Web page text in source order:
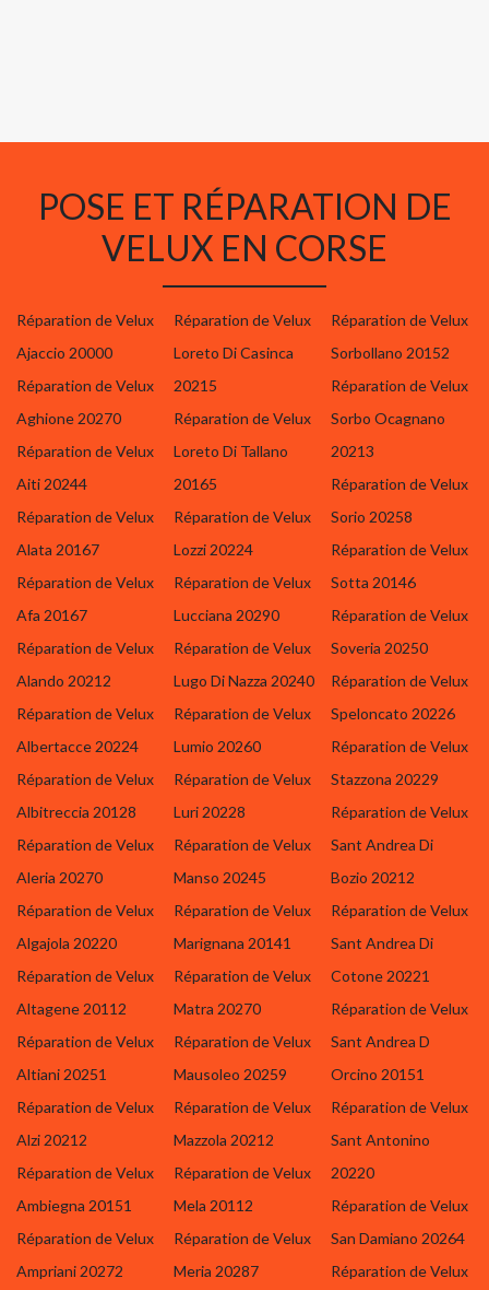
POSE ET RÉPARATION DE
VELUX EN CORSE
Réparation de Velux
Ajaccio 20000
Réparation de Velux
Aghione 20270
Réparation de Velux
Aiti 20244
Réparation de Velux
Alata 20167
Réparation de Velux
Afa 20167
Réparation de Velux
Alando 20212
Réparation de Velux
Albertacce 20224
Réparation de Velux
Albitreccia 20128
Réparation de Velux
Aleria 20270
Réparation de Velux
Algajola 20220
Réparation de Velux
Altagene 20112
Réparation de Velux
Altiani 20251
Réparation de Velux
Alzi 20212
Réparation de Velux
Ambiegna 20151
Réparation de Velux
Ampriani 20272
Réparation de Velux
Loreto Di Casinca
20215
Réparation de Velux
Loreto Di Tallano
20165
Réparation de Velux
Lozzi 20224
Réparation de Velux
Lucciana 20290
Réparation de Velux
Lugo Di Nazza 20240
Réparation de Velux
Lumio 20260
Réparation de Velux
Luri 20228
Réparation de Velux
Manso 20245
Réparation de Velux
Marignana 20141
Réparation de Velux
Matra 20270
Réparation de Velux
Mausoleo 20259
Réparation de Velux
Mazzola 20212
Réparation de Velux
Mela 20112
Réparation de Velux
Meria 20287
Réparation de Velux
Sorbollano 20152
Réparation de Velux
Sorbo Ocagnano
20213
Réparation de Velux
Sorio 20258
Réparation de Velux
Sotta 20146
Réparation de Velux
Soveria 20250
Réparation de Velux
Speloncato 20226
Réparation de Velux
Stazzona 20229
Réparation de Velux
Sant Andrea Di
Bozio 20212
Réparation de Velux
Sant Andrea Di
Cotone 20221
Réparation de Velux
Sant Andrea D
Orcino 20151
Réparation de Velux
Sant Antonino
20220
Réparation de Velux
San Damiano 20264
Réparation de Velux